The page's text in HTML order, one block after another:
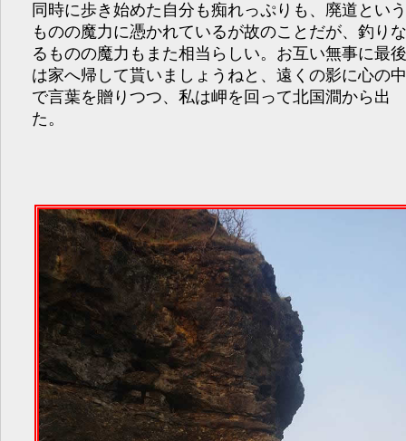
同時に歩き始めた自分も痴れっぷりも、廃道とい
ものの魔力に憑かれているが故のことだが、釣り
るものの魔力もまた相当らしい。お互い無事に最
は家へ帰して貰いましょうねと、遠くの影に心の
で言葉を贈りつつ、私は岬を回って北国澗から出
た。